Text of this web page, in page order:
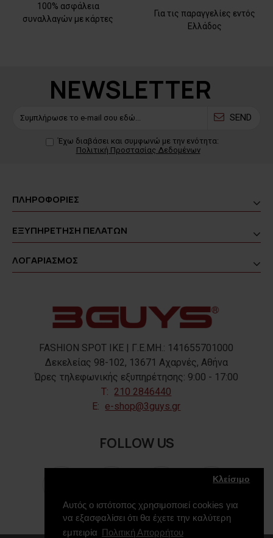
Αυτός ο ιστότοπος χρησιμοποιεί cookies για
να εξασφαλίσει ότι θα έχετε την καλύτερη
εμπειρία Πολιτική Απορρήτου
Κλείσιμο
100% ασφάλεια
συναλλαγών με κάρτες
Για τις παραγγελίες εντός
Ελλάδος
NEWSLETTER
SEND
Έχω διαβάσει και συμφωνώ με την ενότητα:
Πολιτική Προστασίας Δεδομένων
ΠΛΗΡΟΦΟΡΙΕΣ
ΕΞΥΠΗΡΕΤΗΣΗ ΠΕΛΑΤΩΝ
ΛΟΓΑΡΙΑΣΜΟΣ
FASHION SPOT IKE | Γ.Ε.ΜΗ.: 141655701000
Δεκελείας 98-102, 13671 Αχαρνές, Αθήνα
Ώρες τηλεφωνικής εξυπηρέτησης: 9:00 - 17:00
T: 210 2846440
E: e-shop@3guys.gr
FOLLOW US